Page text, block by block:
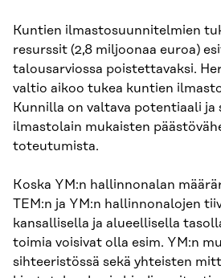
Kuntien ilmastosuunnitelmien
resurssit (2,8 miljoonaa euroa)
talousarviossa poistettavaksi.
valtio aikoo tukea kuntien
Kunnilla on valtava potentiaali ja
ilmastolain mukaisten
toteutumista.
Koska YM:n hallinnonalan
TEM:n ja YM:n hallinnonalojen
kansallisella ja alueellisella
toimia voisivat olla esim. YM:n
sihteeristössä sekä yhteisten